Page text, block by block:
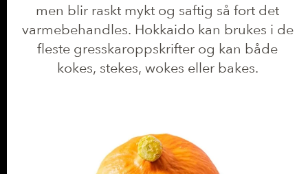
men blir raskt mykt og saftig så fort det
varmebehandles. Hokkaido kan brukes i de
fleste gresskaroppskrifter og kan både
kokes, stekes, wokes eller bakes.